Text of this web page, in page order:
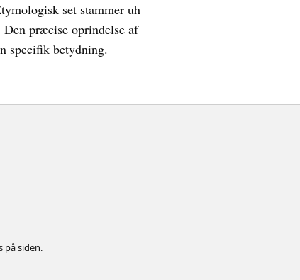
set stammer uh
præcise oprindelse af
specifik betydning.
på siden.